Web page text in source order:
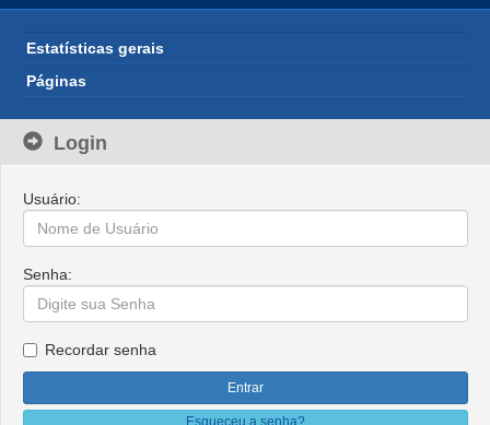
Estatísticas gerais
Páginas
Login
Usuário:
Senha:
Recordar senha
Esqueceu a senha?